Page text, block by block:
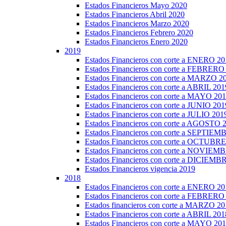
Estados Financieros Mayo 2020
Estados Financieros Abril 2020
Estados Financieros Marzo 2020
Estados Financieros Febrero 2020
Estados Financieros Enero 2020
2019
Estados Financieros con corte a ENERO
Estados Financieros con corte a
Estados Financieros con corte a MARZO
Estados Financieros con corte a ABRIL
Estados Financieros con corte a MAYO
Estados Financieros con corte a JUNIO
Estados Financieros con corte a JULIO
Estados Financieros con corte a AGOSTO
Estados Financieros con corte a
Estados Financieros con corte a
Estados Financieros con corte a
Estados Financieros con corte a
Estados Financieros vigencia 2019
2018
Estados Financieros con corte a ENERO
Estados Financieros con corte a
Estados financieros con corte a MARZO
Estados Financieros con corte a ABRIL
Estados Financieros con corte a MAYO